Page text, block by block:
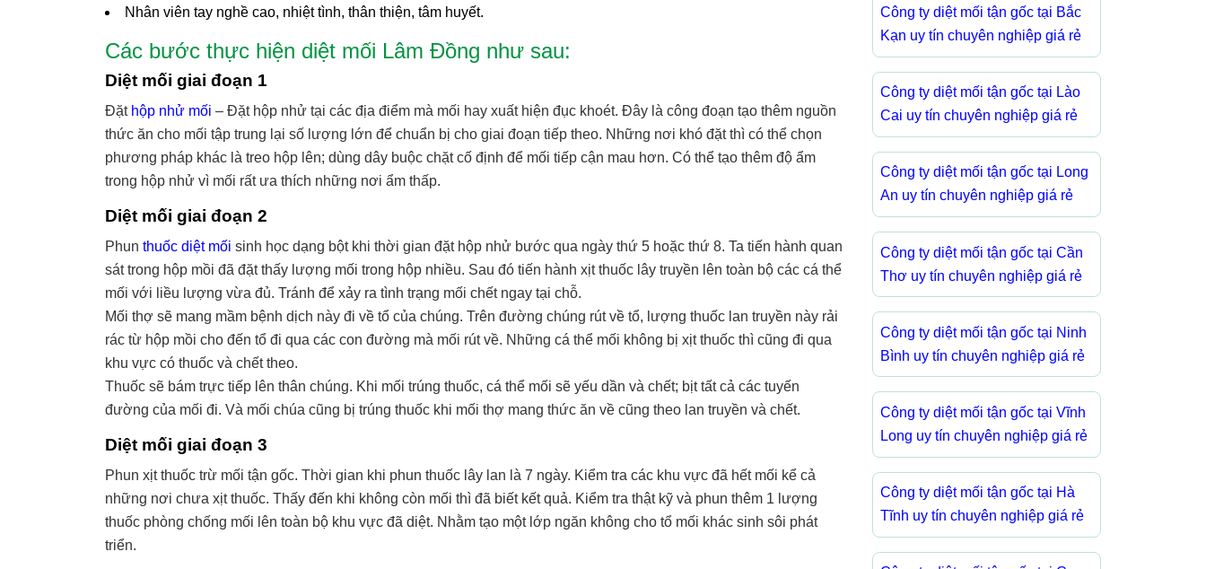
Nhân viên tay nghề cao, nhiệt tình, thân thiện, tâm huyết.
Các bước thực hiện diệt mối Lâm Đồng như sau:
Diệt mối giai đoạn 1
Đặt hộp nhử mối – Đặt hộp nhử tại các địa điểm mà mối hay xuất hiện đục khoét. Đây là công đoạn tạo thêm nguồn
thức ăn cho mối tập trung lại số lượng lớn để chuẩn bị cho giai đoạn tiếp theo. Những nơi khó đặt thì có thể chọn
phương pháp khác là treo hộp lên; dùng dây buộc chặt cố định để mối tiếp cận mau hơn. Có thể tạo thêm độ ẩm
trong hộp nhử vì mối rất ưa thích những nơi ẩm thấp.
Diệt mối giai đoạn 2
Phun thuốc diệt mối sinh học dạng bột khi thời gian đặt hộp nhử bước qua ngày thứ 5 hoặc thứ 8. Ta tiến hành quan
sát trong hộp mồi đã đặt thấy lượng mối trong hộp nhiều. Sau đó tiến hành xịt thuốc lây truyền lên toàn bộ các cá thể
mối với liều lượng vừa đủ. Tránh để xảy ra tình trạng mối chết ngay tại chỗ.
Mối thợ sẽ mang mầm bệnh dịch này đi về tổ của chúng. Trên đường chúng rút về tổ, lượng thuốc lan truyền này rải
rác từ hộp mồi cho đến tổ đi qua các con đường mà mối rút về. Những cá thể mối không bị xịt thuốc thì cũng đi qua
khu vực có thuốc và chết theo.
Thuốc sẽ bám trực tiếp lên thân chúng. Khi mối trúng thuốc, cá thể mối sẽ yếu dần và chết; bịt tất cả các tuyến
đường của mối đi. Và mối chúa cũng bị trúng thuốc khi mối thợ mang thức ăn về cũng theo lan truyền và chết.
Diệt mối giai đoạn 3
Phun xịt thuốc trừ mối tận gốc. Thời gian khi phun thuốc lây lan là 7 ngày. Kiểm tra các khu vực đã hết mối kể cả
những nơi chưa xịt thuốc. Thấy đến khi không còn mối thì đã biết kết quả. Kiểm tra thật kỹ và phun thêm 1 lượng
thuốc phòng chống mối lên toàn bộ khu vực đã diệt. Nhằm tạo một lớp ngăn không cho tổ mối khác sinh sôi phát
triển.
Công ty diệt mối tận gốc tại Bắc
Kạn uy tín chuyên nghiệp giá rẻ
Công ty diệt mối tận gốc tại Lào
Cai uy tín chuyên nghiệp giá rẻ
Công ty diệt mối tận gốc tại Long
An uy tín chuyên nghiệp giá rẻ
Công ty diệt mối tận gốc tại Cần
Thơ uy tín chuyên nghiệp giá rẻ
Công ty diệt mối tận gốc tại Ninh
Bình uy tín chuyên nghiệp giá rẻ
Công ty diệt mối tận gốc tại Vĩnh
Long uy tín chuyên nghiệp giá rẻ
Công ty diệt mối tận gốc tại Hà
Tĩnh uy tín chuyên nghiệp giá rẻ